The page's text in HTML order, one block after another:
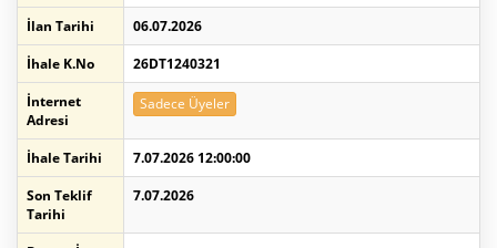
İlan Tarihi
06.07.2026
İhale K.No
26DT1240321
İnternet
Adresi
Sadece Üyeler
İhale Tarihi
7.07.2026 12:00:00
Son Teklif
Tarihi
7.07.2026